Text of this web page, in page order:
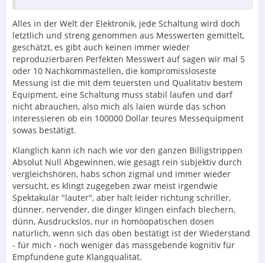
Alles in der Welt der Elektronik, jede Schaltung wird doch
letztlich und streng genommen aus Messwerten gemittelt,
geschätzt, es gibt auch keinen immer wieder
reproduzierbaren Perfekten Messwert auf sagen wir mal 5
oder 10 Nachkommastellen, die kompromissloseste
Messung ist die mit dem teuersten und Qualitativ bestem
Equipment, eine Schaltung muss stabil laufen und darf
nicht abrauchen, also mich als laien würde das schon
interessieren ob ein 100000 Dollar teures Messequipment
sowas bestätigt.
Klanglich kann ich nach wie vor den ganzen Billigstrippen
Absolut Null Abgewinnen, wie gesagt rein subjektiv durch
vergleichshören, habs schon zigmal und immer wieder
versucht, es klingt zugegeben zwar meist irgendwie
Spektakulär "lauter", aber halt leider richtung schriller,
dünner, nervender, die dinger klingen einfach blechern,
dünn, Ausdruckslos, nur in homöopatischen dosen
natürlich, wenn sich das oben bestätigt ist der Wiederstand
- für mich - noch weniger das massgebende kognitiv für
Empfundene gute Klangqualität.